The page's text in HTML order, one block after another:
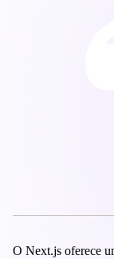
O Next.js oferece